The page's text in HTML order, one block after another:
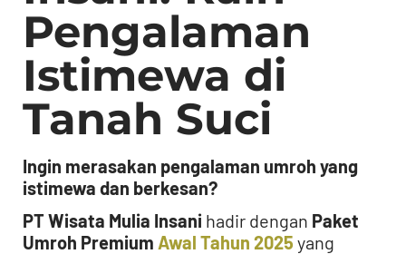
Pengalaman
Istimewa di
Tanah Suci
Ingin merasakan pengalaman umroh yang
istimewa dan berkesan?
PT Wisata Mulia Insani hadir dengan Paket
Umroh Premium Awal Tahun 2025 yang